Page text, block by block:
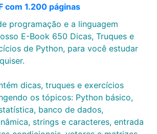
com 1.200 páginas
programação e a linguagem
E-Book 650 Dicas, Truques e
de Python, para você estudar
dicas, truques e exercícios
os tópicos: Python básico,
banco de dados,
strings e caracteres, entrada